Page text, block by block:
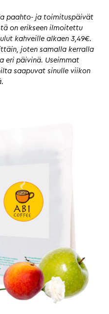
paahto- ja toimituspäivät
on erikseen ilmoitettu
kahveille alkaen 3,49€.
joten samalla kerralla
eri päivinä. Useimmat
saapuvat sinulle viikon